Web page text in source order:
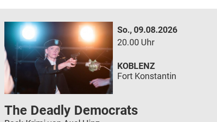
So., 09.08.2026
20.00 Uhr
The Deadly Democrats
KOBLENZ
Fort Konstantin